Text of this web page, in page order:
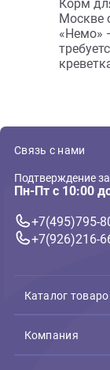
и
в
Корм